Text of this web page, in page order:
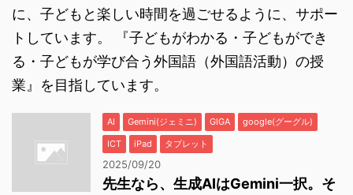
に、子どもと楽しい時間を過ごせるように、サポー
トしています。 『子どもがわかる・子どもができ
る・子どもが学び合う外国語（外国語活動）の授
業』を目指しています。
AI Gemini(ジェミニ) GIGA
google(グーグル)
ICT
iPad タブレット
2025/09/20
先生なら、生成AIはGemini一択。そ